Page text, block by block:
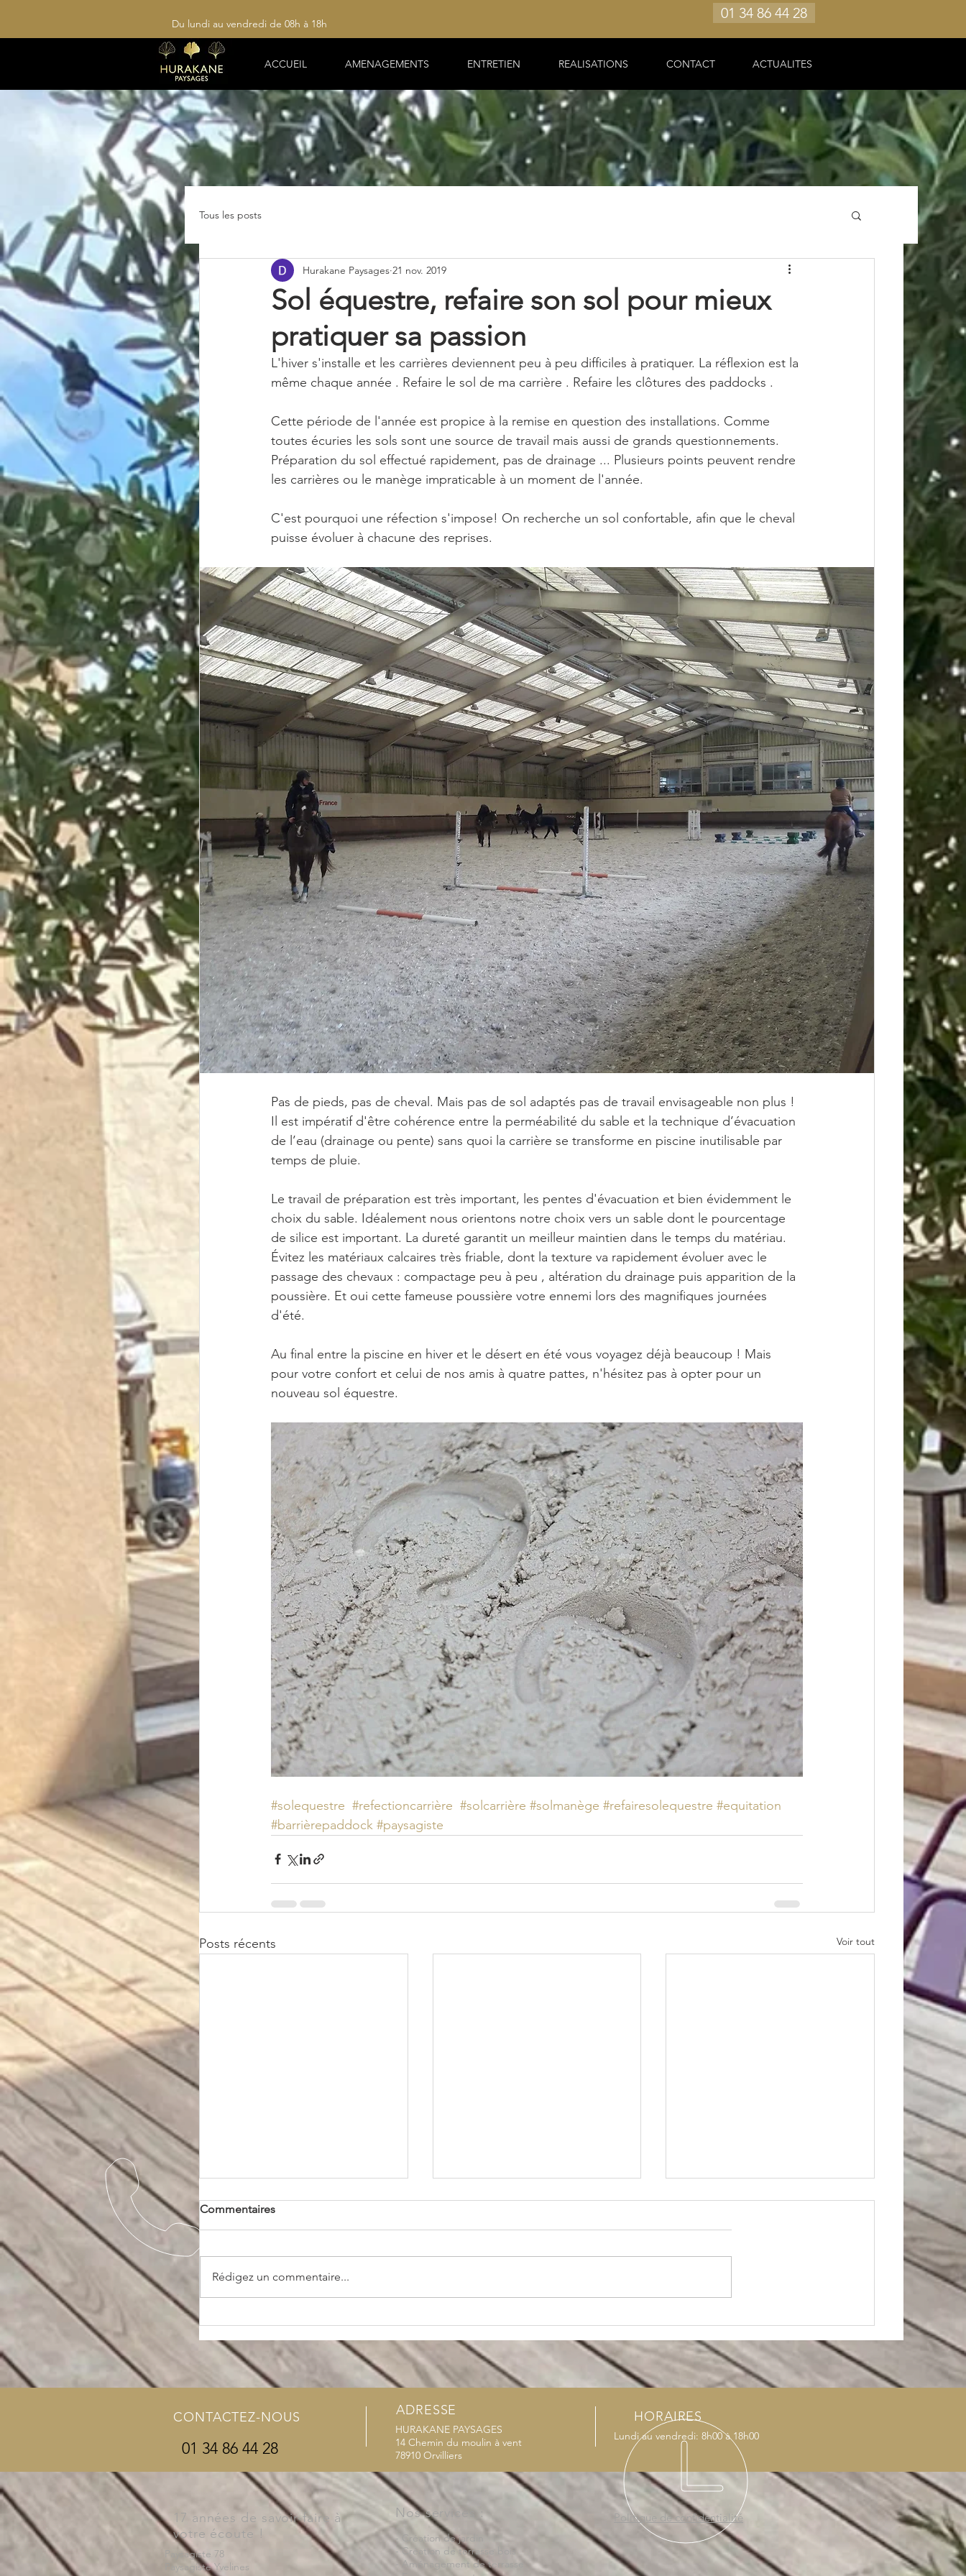
ACCUEIL AMENAGEMENTS ENTRETIEN REALISATIONS CONTACT ACTUALITES
Du lundi au vendredi de 08h à 18h
01 34 86 44 28
Tous les posts
Sol équestre, refaire son sol pour mieux
pratiquer sa passion
Hurakane Paysages 21 nov. 2019
L'hiver s'installe et les carrières deviennent peu à peu difficiles à pratiquer. La réflexion est la
même chaque année . Refaire le sol de ma carrière . Refaire les clôtures des paddocks .
Cette période de l'année est propice à la remise en question des installations. Comme
toutes écuries les sols sont une source de travail mais aussi de grands questionnements.
Préparation du sol effectué rapidement, pas de drainage ... Plusieurs points peuvent rendre
les carrières ou le manège impraticable à un moment de l'année.
C'est pourquoi une réfection s'impose! On recherche un sol confortable, afin que le cheval
puisse évoluer à chacune des reprises.
Pas de pieds, pas de cheval. Mais pas de sol adaptés pas de travail envisageable non plus !
Il est impératif d'être cohérence entre la perméabilité du sable et la technique d’évacuation
de l’eau (drainage ou pente) sans quoi la carrière se transforme en piscine inutilisable par
temps de pluie.
Le travail de préparation est très important, les pentes d'évacuation et bien évidemment le
choix du sable. Idéalement nous orientons notre choix vers un sable dont le pourcentage
de silice est important. La dureté garantit un meilleur maintien dans le temps du matériau.
Évitez les matériaux calcaires très friable, dont la texture va rapidement évoluer avec le
passage des chevaux : compactage peu à peu , altération du drainage puis apparition de la
poussière. Et oui cette fameuse poussière votre ennemi lors des magnifiques journées
d'été.
Au final entre la piscine en hiver et le désert en été vous voyagez déjà beaucoup ! Mais
pour votre confort et celui de nos amis à quatre pattes, n'hésitez pas à opter pour un
nouveau sol équestre.
#solequestre #refectioncarrière #solcarrière #solmanège #refairesolequestre #equitation
#barrièrepaddock #paysagiste
Posts récents Voir tout
jardin chaleureux et durable ?
Chatou
Commentaires
Rédigez un commentaire...
CONTACTEZ-NOUS
01 34 86 44 28
ADRESSE
HURAKANE PAYSAGES
14 Chemin du moulin à vent
78910 Orvilliers
HORAIRES
Lundi au vendredi: 8h00 à 18h00
17 années de savoir-faire à
votre écoute !
Paysagiste 78
Paysagiste Yvelines
Nos services : Politique de confidentialité
- Création de jardin
- Création de terrasse bois
- Aménagement de terrasse